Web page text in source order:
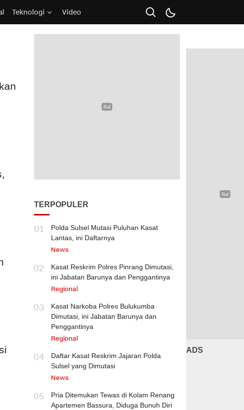
Teknologi Video
TERPOPULER
01
Polda Sulsel Mutasi Puluhan Kasat
Lantas, ini Daftarnya
News
02
Kasat Reskrim Polres Pinrang Dimutasi,
ini Jabatan Barunya dan Penggantinya
Regional
03
Kasat Narkoba Polres Bulukumba
Dimutasi, ini Jabatan Barunya dan
Penggantinya
Regional
04
Daftar Kasat Reskrim Jajaran Polda
Sulsel yang Dimutasi
News
05
Pria Ditemukan Tewas di Kolam Renang
Apartemen Bassura, Diduga Bunuh Diri
ADS